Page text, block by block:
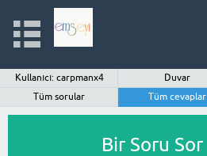
Kullanıcı: carpmanx4 Duvar
Tüm sorular
Tüm cevaplar
Bir Soru Sor